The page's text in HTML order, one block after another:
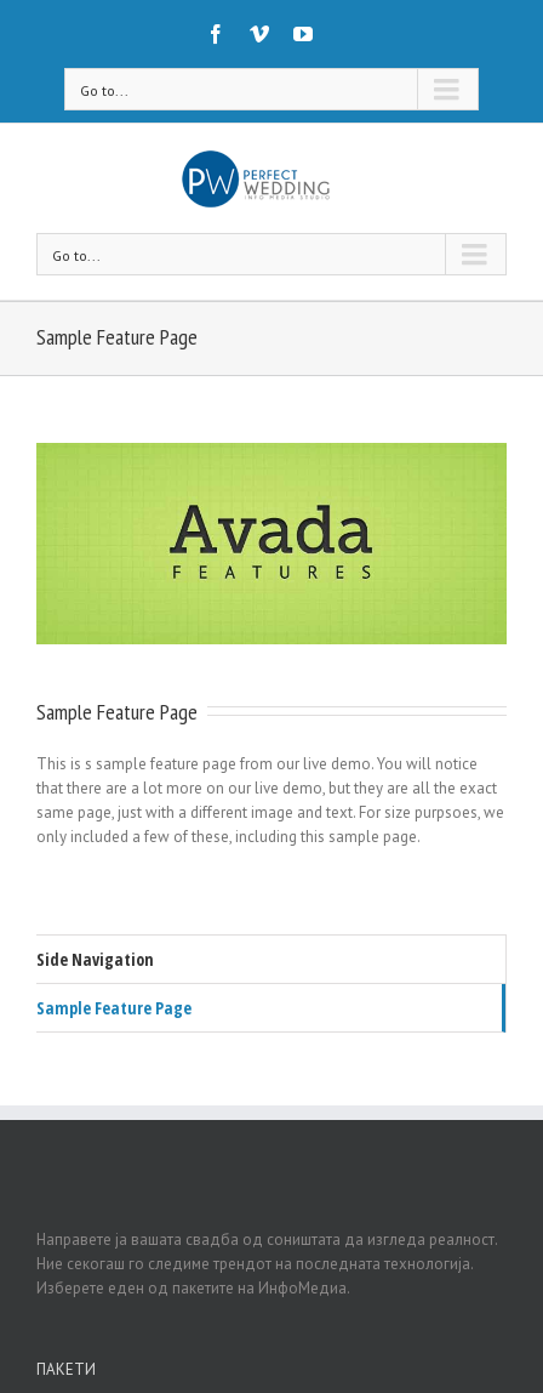
Go to...
Go to...
Sample Feature Page
Sample Feature Page
This is s sample feature page from our live demo. You will notice
that there are a lot more on our live demo, but they are all the exact
same page, just with a different image and text. For size purpsoes, we
only included a few of these, including this sample page.
Side Navigation
Sample Feature Page
Направете ја вашата свадба од соништата да изгледа реалност.
Ние секогаш го следиме трендот на последната технологија.
Изберете еден од пакетите на ИнфоМедиа.
ПАКЕТИ